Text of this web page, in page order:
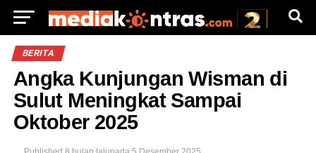
BERITA
Angka Kunjungan Wisman di
Sulut Meningkat Sampai
Oktober 2025